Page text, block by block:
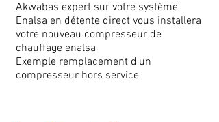
Akwabas expert sur votre système
Enalsa en détente direct vous installera
votre nouveau compresseur de
chauffage enalsa
Exemple remplacement d'un
compresseur hors service